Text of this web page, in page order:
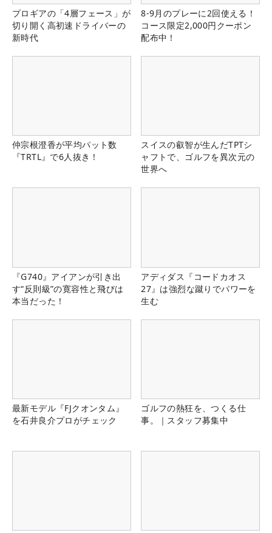
プロギアの「4層フェース」が
切り開く高初速ドライバーの
新時代
8-9月のプレーに2回使える！
コース限定2,000円クーポン
配布中！
仲宗根澄香が平均パット数
『TRTL』で6人抜き！
スイスの叡智が生んだTPTシ
ャフトで、ゴルフを異次元の
世界へ
『G740』アイアンが引き出
す“反則級”の寛容性と飛びは
本当だった！
アディダス『コードカオス
27』は強烈な蹴りでパワーを
生む
最新モデル『FJクオンタム』
を石井良介プロがチェック
ゴルフの熱狂を、つくる仕
事。｜スタッフ募集中